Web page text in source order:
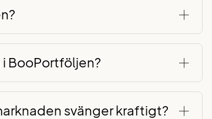
BooPortföljen?
svänger kraftigt?